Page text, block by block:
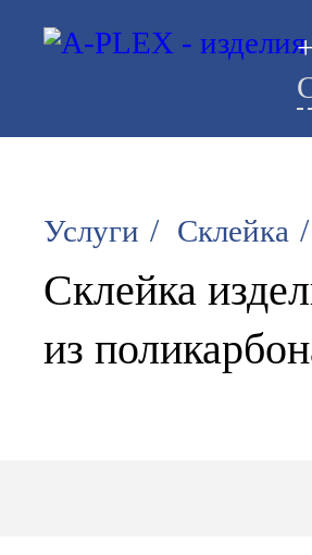
Услуги / Склейка /
Склейка
из